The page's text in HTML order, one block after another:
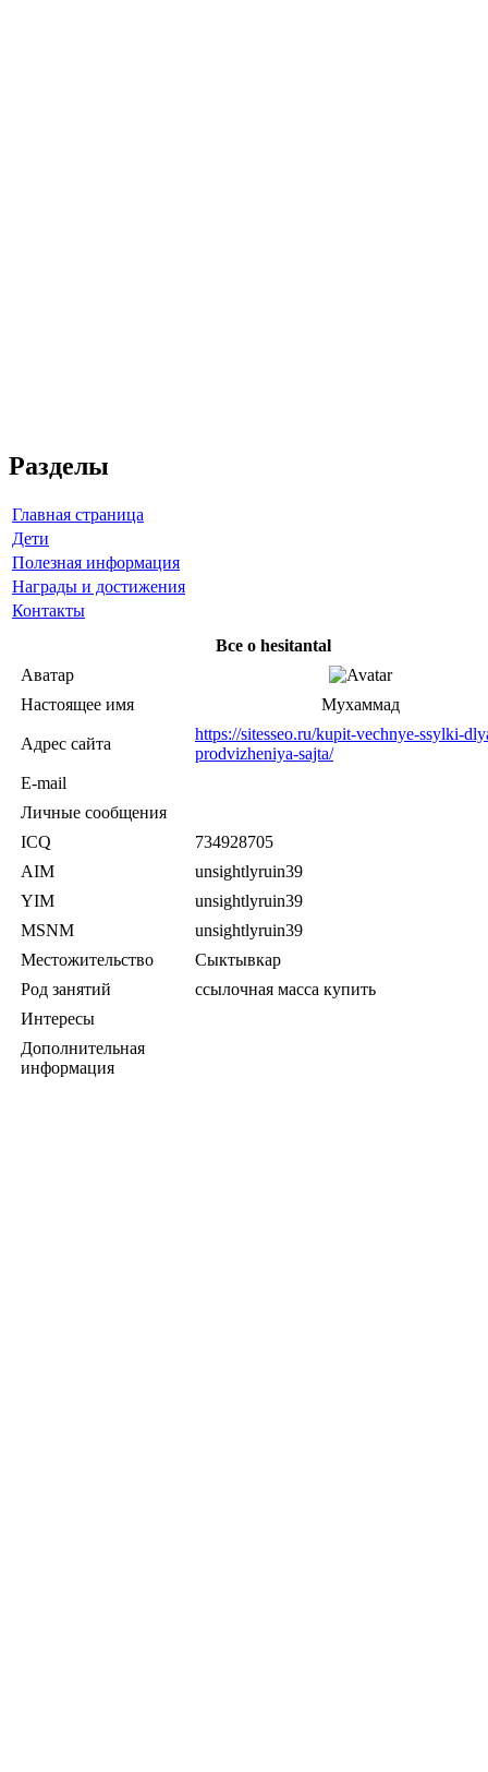
Разделы
Главная страница
Дети
Полезная информация
Награды и достижения
Контакты
Все о hesitantal
Аватар
Настоящее имя
Мухаммад
Адрес сайта
https://sitesseo.ru/kupit-vechnye-ssylki-
prodvizheniya-sajta/
E-mail
Личные сообщения
ICQ
734928705
AIM
unsightlyruin39
YIM
unsightlyruin39
MSNM
unsightlyruin39
Местожительство
Сыктывкар
Род занятий
ссылочная масса купить
Интересы
Дополнительная
информация